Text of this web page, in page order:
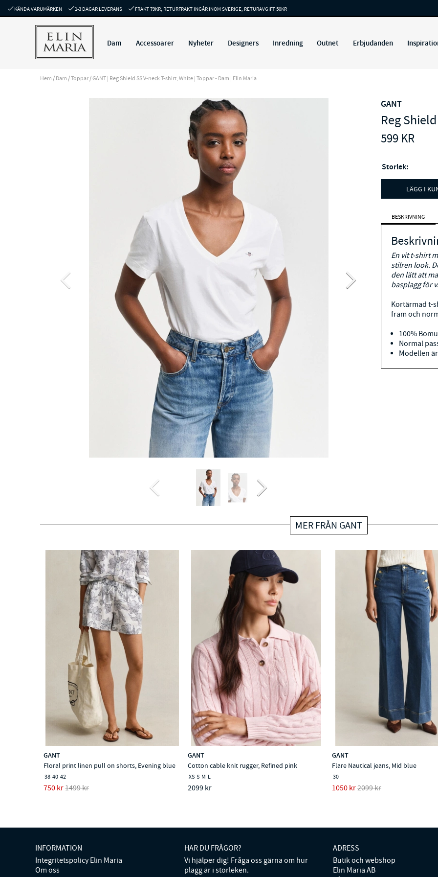
KÄNDA VARUMÄRKEN 1-3 DAGAR LEVERANS FRAKT 79KR, RETURFRAKT INGÅR INOM SVERIGE, RETURAVGIFT 50KR
Dam Accessoarer Nyheter Designers Inredning Outnet Erbjudanden
Hem /Dam /Toppar/GANT | Reg Shield SS V-neck T-shirt, White | Toppar - Dam | Elin Maria
GANT
Reg
599KR
Storlek:
LÄGG I
BESKRIVNING
En vit t-shirt
stilren look.
den lätt att
basplagg för
Kortärmad t-
fram och
100%
Normal
Modellen
MER FRÅN GANT
GANT
Floral print linen pull on shorts, Evening blue
38 40 42
750 kr1499 kr
GANT
Cotton cable knit rugger, Refined pink
XS S M L
2099 kr
GANT
Flare Nautical jeans, Mid blue
30
1050 kr2099 kr
INFORMATION
Integritetspolicy Elin Maria
Om oss
HAR DU FRÅGOR?
Vi hjälper dig! Fråga oss gärna om hur
plagg är i storleken.
ADRESS
Butik och webshop
Elin Maria AB